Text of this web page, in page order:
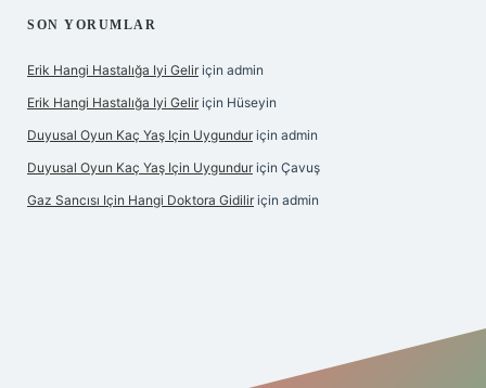
SON YORUMLAR
Erik Hangi Hastalığa Iyi Gelir için admin
Erik Hangi Hastalığa Iyi Gelir için Hüseyin
Duyusal Oyun Kaç Yaş Için Uygundur için admin
Duyusal Oyun Kaç Yaş Için Uygundur için Çavuş
Gaz Sancısı Için Hangi Doktora Gidilir için admin